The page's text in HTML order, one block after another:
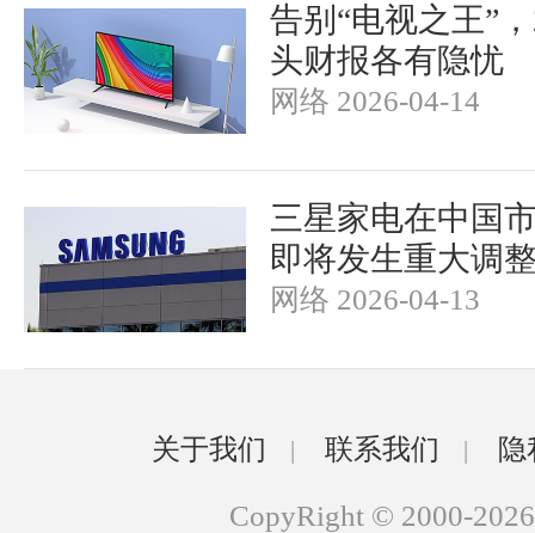
告别“电视之王”
头财报各有隐忧
网络 2026-04-14
三星家电在中国
即将发生重大调
网络 2026-04-13
关于我们 | 联系我们 |
CopyRight © 2000-2026